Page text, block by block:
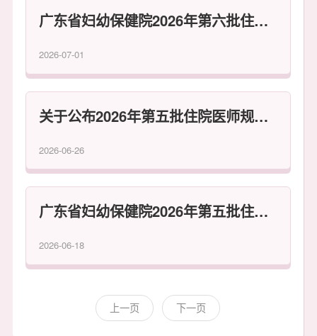
广东省妇幼保健院2026年第六批住院医师规范化培训招收考试通知
2026-07-01
关于公布2026年第五批住院医师规范化培训招收考试考生名单的通知
2026-06-26
广东省妇幼保健院2026年第五批住院医师规范化培训招收考试通知
2026-06-18
上一页 下一页